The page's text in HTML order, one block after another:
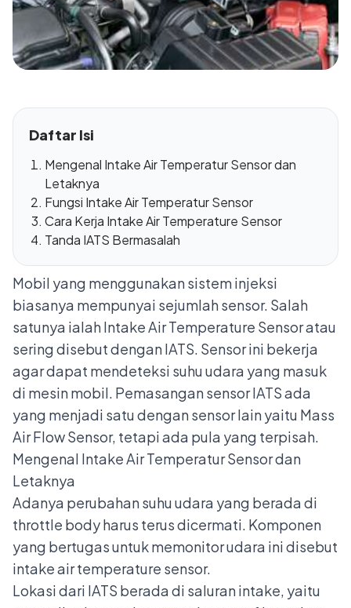
Daftar Isi
Mengenal Intake Air Temperatur Sensor dan
Letaknya
Fungsi Intake Air Temperatur Sensor
Cara Kerja Intake Air Temperature Sensor
Tanda IATS Bermasalah
Mobil yang menggunakan sistem injeksi
biasanya mempunyai sejumlah sensor. Salah
satunya ialah Intake Air Temperature Sensor atau
sering disebut dengan IATS. Sensor ini bekerja
agar dapat mendeteksi suhu udara yang masuk
di mesin mobil. Pemasangan sensor IATS ada
yang menjadi satu dengan sensor lain yaitu Mass
Air Flow Sensor, tetapi ada pula yang terpisah.
Mengenal Intake Air Temperatur Sensor dan
Letaknya
Adanya perubahan suhu udara yang berada di
throttle body harus terus dicermati. Komponen
yang bertugas untuk memonitor udara ini disebut
intake air temperature sensor.
Lokasi dari IATS berada di saluran intake, yaitu